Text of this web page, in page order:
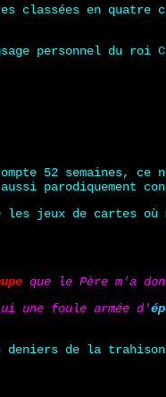
en quatre
personnel du
52 semaines, ce
parodiquement
les jeux de cartes
que le Père m'a
une foule armée d'
deniers de la